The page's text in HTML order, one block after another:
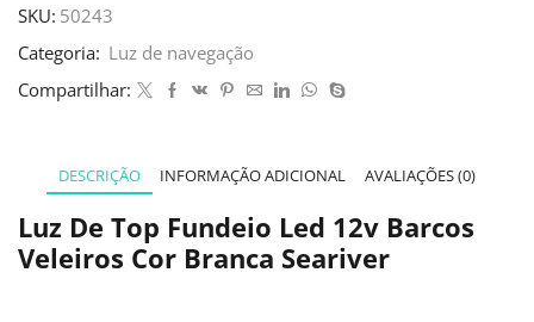
SKU: 50243
Categoria: Luz de navegação
Compartilhar:
DESCRIÇÃO INFORMAÇÃO ADICIONAL AVALIAÇÕES (0)
Luz De Top Fundeio Led 12v Barcos
Veleiros Cor Branca Seariver